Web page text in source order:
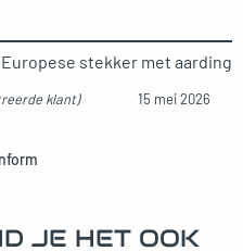
stekker met aarding
klant) 15 mei 2026
JE HET OOK